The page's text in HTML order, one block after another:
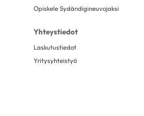
Opiskele Sydändigineuvojaksi
Yhteystiedot
Laskutustiedot
Yritysyhteistyö